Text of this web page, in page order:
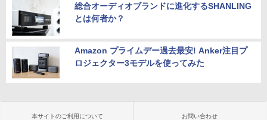
総合オーディオブランドに進化するSHANLING
とは何者か？
Amazon プライムデー過去最安! Anker注目プ
ロジェクター3モデルを使ってみた
本サイトのご利用について お問い合わせ